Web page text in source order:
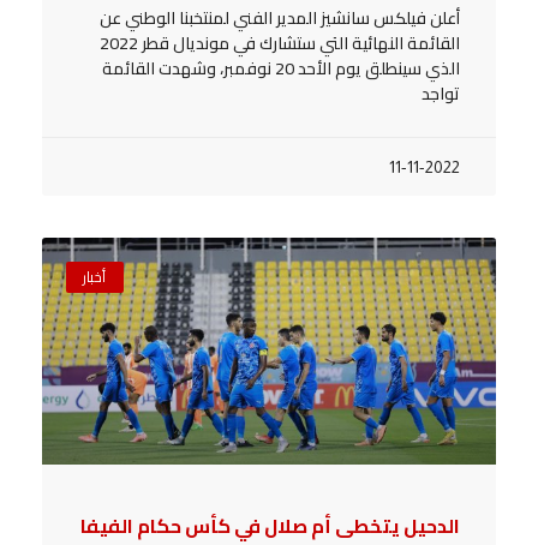
أعلن فيلكس سانشيز المدير الفني لمنتخبنا الوطني عن
القائمة النهائية التي ستشارك في مونديال قطر 2022
الذي سينطلق يوم الأحد 20 نوفمبر، وشهدت القائمة
تواجد
11-11-2022
أخبار
الدحيل يتخطى أم صلال في كأس حكام الفيفا